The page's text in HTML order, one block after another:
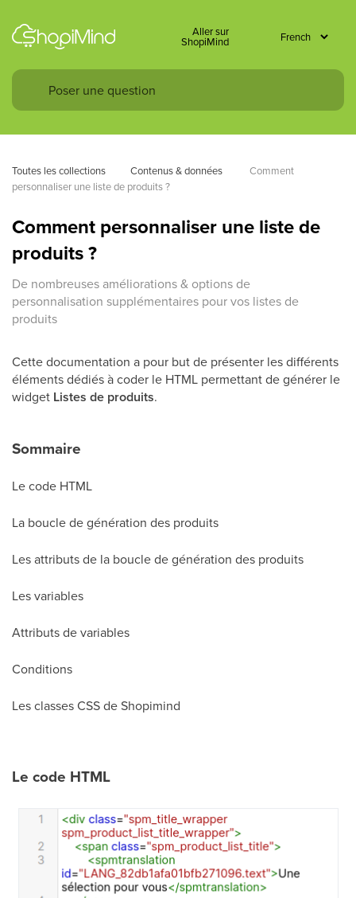
Aller sur
ShopiMind
Toutes les collections Contenus & données
Comment
personnaliser une liste de produits ?
Comment personnaliser une liste de
produits ?
De nombreuses améliorations & options de
personnalisation supplémentaires pour vos listes de
produits
Cette documentation a pour but de présenter les différents
éléments dédiés à coder le HTML permettant de générer le
widget Listes de produits.
Sommaire
Le code HTML
La boucle de génération des produits
Les attributs de la boucle de génération des produits
Les variables
Attributs de variables
Conditions
Les classes CSS de Shopimind
Le code HTML